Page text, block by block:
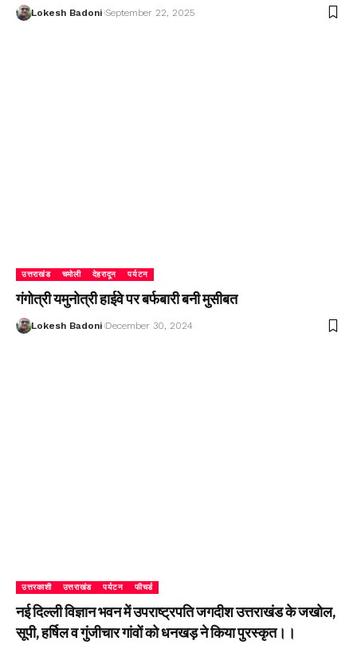
Lokesh Badoni September 22, 2025
उत्तराखंड चमोली देहरादून पर्यटन
गंगोत्री यमुनोत्री हाईवे पर बर्फबारी बनी मुसीबत
Lokesh Badoni December 30, 2024
उत्तरकाशी उत्तराखंड पर्यटन फीचर्ड
नई दिल्ली विज्ञान भवन में उपराष्ट्रपति जगदीश उत्तराखंड के जखोल,
सूपी, हर्षिल व गुंजीचार गांवों को धनखड़ ने किया पुरस्कृत।।